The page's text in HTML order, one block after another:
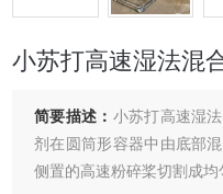
小苏打高速湿法混
简要描述： 小苏打高速湿
剂在圆筒形容器中由底部
侧置的高速粉碎桨切割成均